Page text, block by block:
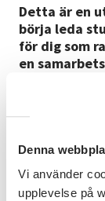
Denna
Vi använder
upplevelse på
Detta är en
börja leda
för dig som
en
Du lär dig om
och
arrangemang.
samtal